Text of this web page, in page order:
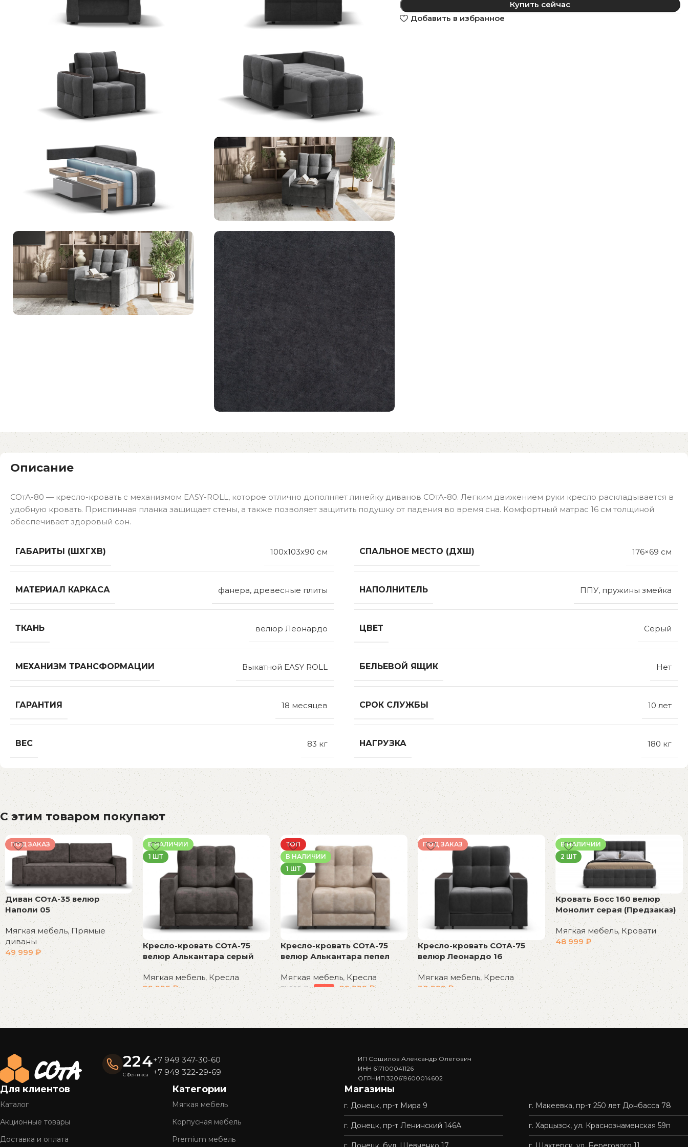
Купить сейчас
Добавить в избранное
Описание
СОтА-80 — кресло-кровать с механизмом EASY-ROLL, которое отлично дополняет линейку диванов СОтА-80. Легким движением руки кресло раскладывается в
удобную кровать. Приспинная планка защищает стены, а также позволяет защитить подушку от падения во время сна. Комфортный матрас 16 см толщиной
обеспечивает здоровый сон.
ГАБАРИТЫ (ШХГХВ) 100x103x90 см СПАЛЬНОЕ МЕСТО (ДХШ) 176×69 см
МАТЕРИАЛ КАРКАСА фанера, древесные плиты НАПОЛНИТЕЛЬ ППУ, пружины змейка
ТКАНЬ велюр Леонардо ЦВЕТ Серый
МЕХАНИЗМ ТРАНСФОРМАЦИИ Выкатной EASY ROLL БЕЛЬЕВОЙ ЯЩИК Нет
ГАРАНТИЯ 18 месяцев СРОК СЛУЖБЫ 10 лет
ВЕС 83 кг НАГРУЗКА 180 кг
С этим товаром покупают
ПОД ЗАКАЗ
Диван СОтА-35 велюр
Наполи 05
Мягкая мебель,Прямые
диваны
49 999 ₽
В корзину
В НАЛИЧИИ
1 ШТ
Кресло-кровать СОтА-75
велюр Алькантара серый
Мягкая мебель, Кресла
29 999₽
В корзину
ТОП
В НАЛИЧИИ
1 ШТ
Кресло-кровать СОтА-75
велюр Алькантара пепел
Мягкая мебель, Кресла
31 999₽ -6% 29 999₽
В корзину
ПОД ЗАКАЗ
Кресло-кровать СОтА-75
велюр Леонардо 16
Мягкая мебель, Кресла
30 999₽
В корзину
В НАЛИЧИИ
2 ШТ
Кровать Босс 160 велюр
Монолит серая (Предзаказ)
Мягкая мебель,Кровати
48 999₽
В корзину
Read More
224
С Феникса
+7 949 347-30-60
+7 949 322-29-69
ИП Сошилов Александр Олегович
ИНН 617100041126
ОГРНИП 320619600014602
Для клиентов
Каталог
Акционные товары
Доставка и оплата
Категории
Мягкая мебель
Корпусная мебель
Premium мебель
Магазины
г. Донецк, пр-т Мира 9
г. Донецк, пр-т Ленинский 146А
г. Макеевка, пр-т 250 лет Донбасса 78
г. Харцызск, ул. Краснознаменская 59п